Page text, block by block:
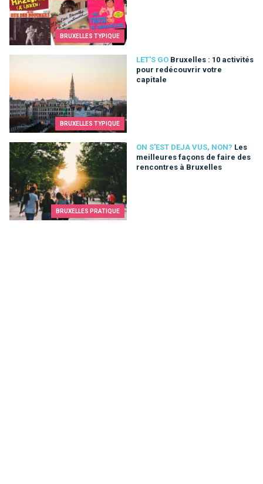
BRUXELLES TYPIQUE
BRUXELLES TYPIQUE
LET'S GO Bruxelles : 10 activités
pour redécouvrir votre
capitale
Bruxelles : 10 activités pour redécouvrir votre capitale
BRUXELLES PRATIQUE
ON S'EST DEJA VUS, NON? Les
meilleures façons de faire des
rencontres à Bruxelles
Les meilleures façons de faire des rencontres à Bruxelles